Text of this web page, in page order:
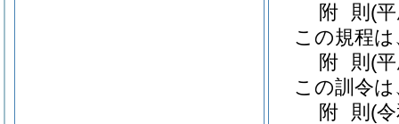
附 則 (
この規程
附 則 (
この訓令
附 則 (